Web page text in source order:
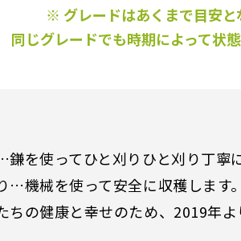
※ グレードはあくまで目安と
同じグレードでも時期によって状
を使ってひと刈りひと刈り丁寧
…機械を使って安全に収穫します
の健康と幸せのため、2019年よ